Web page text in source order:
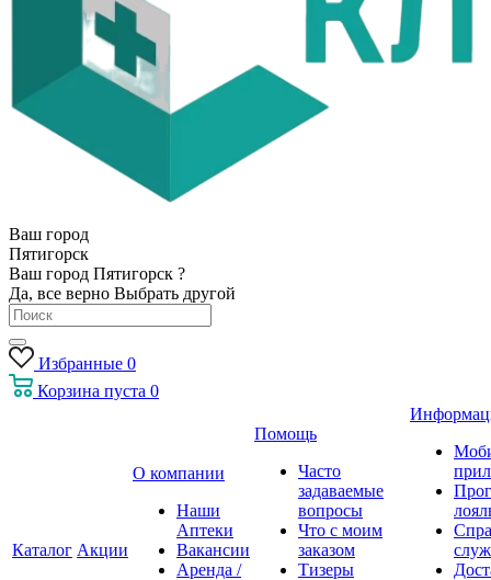
Ваш город
Пятигорск
Ваш город Пятигорск ?
Да, все верно Выбрать другой
Избранные 0
Корзина пуста 0
Каталог Акции
О компании
Наши
Аптеки
Вакансии
Аренда /
Помощь
Часто
задаваемые
вопросы
Что с моим
заказом
Тизеры